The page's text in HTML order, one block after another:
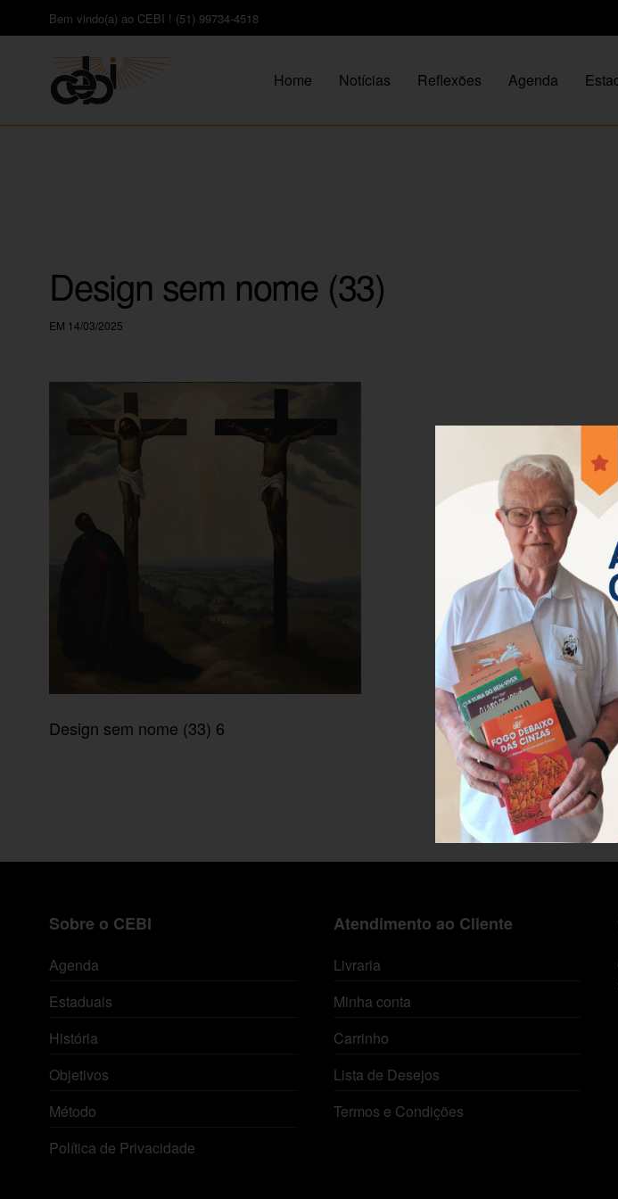
Bem vindo(a) ao CEBI ! (51) 99734-4518
Home Notícias Reflexões Agenda
Design sem nome (33)
EM 14/03/2025
Design sem nome (33) 6
Sobre o CEBI
Agenda
Estaduais
História
Objetivos
Método
Política de Privacidade
Atendimento ao Cliente
Livraria
Minha conta
Carrinho
Lista de Desejos
Termos e Condições